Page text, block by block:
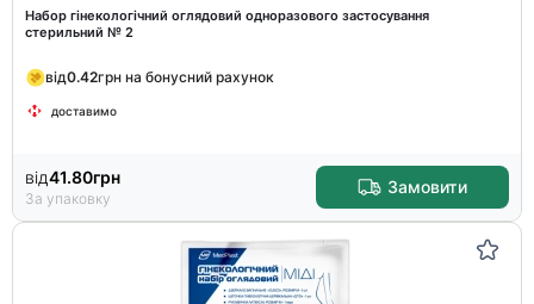
Набор гінекологічний оглядовий одноразового застосування
стерильний № 2
від0.42грн на бонусний рахунок
доставимо
від41.80грн
За упаковку
Замовити